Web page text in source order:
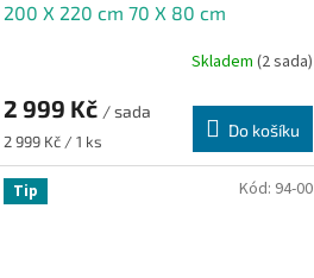
200 X 220 cm 70 X 80 cm
Skladem (2 sada)
2 999 Kč / sada
Měrná
cena:
2 999 Kč / 1 ks
Do košíku
Tip Kód: 94-00